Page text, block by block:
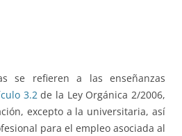
se refieren a las enseñanzas
3.2de la Ley Orgánica 2/2006,
excepto a la universitaria, así
para el empleo asociada al